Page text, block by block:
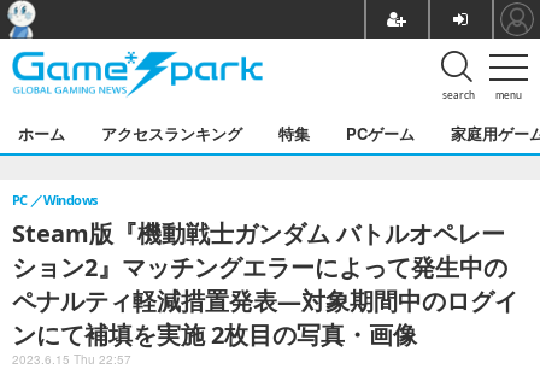
menu
search
ホーム アクセスランキング 特集 PCゲーム 家庭用ゲー
Steam版『機動戦士ガンダム バトルオペレー
ション2』マッチングエラーによって発生中の
ペナルティ軽減措置発表―対象期間中のログイ
ンにて補填を実施 2枚目の写真・画像
PC Windows
2023.6.15 Thu 22:57